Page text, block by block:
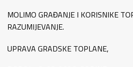
MOLIMO GRAĐANJE I KORISNIKE
RAZUMIJEVANJE.
UPRAVA GRADSKE TOPLANE,